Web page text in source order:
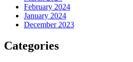
February 2024
January 2024
December 2023
Categories